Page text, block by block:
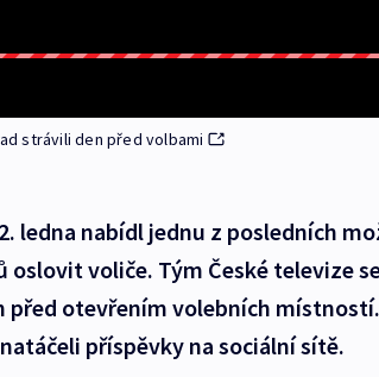
strávili den před volbami
ledna nabídl jednu z posledních
oslovit voliče. Tým České televize
před otevřením volebních
příspěvky na sociální sítě.